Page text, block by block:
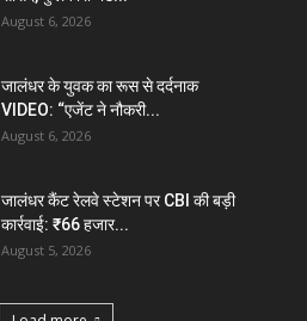
August 6, 2026
जालंधर के युवक का रूस से दर्दनाक
VIDEO: “एजेंट ने नौकरी...
August 6, 2026
जालंधर कैंट रेलवे स्टेशन पर CBI की बड़ी
कार्रवाई: ₹66 हजार...
August 5, 2026